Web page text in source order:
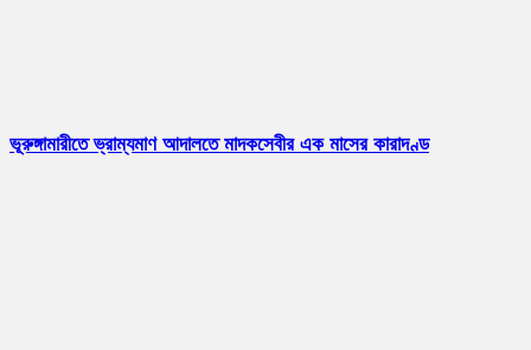
ভূরুঙ্গামারীতে ভ্রাম্যমাণ আদালতে মাদকসেবীর এক মাসের কারাদণ্ড